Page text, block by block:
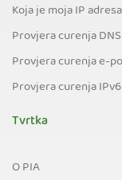
Koja je moja IP adresa
Provjera curenja
Provjera curenja e-
Provjera curenja IPv6
Tvrtka
O PIA